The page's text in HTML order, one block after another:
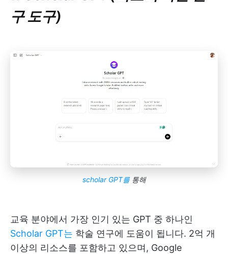
구 도구)
scholar GPT를통해
교육 분야에서 가장 인기 있는 GPT 중 하나인
Scholar GPT는 학술 연구에 도움이 됩니다. 2억 개
이상의 리소스를 포함하고 있으며, Google